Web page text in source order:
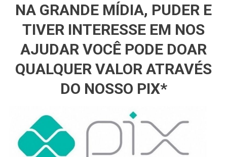
NA GRANDE MÍDIA, PUDER E
TIVER INTERESSE EM NOS
AJUDAR VOCÊ PODE DOAR
QUALQUER VALOR ATRAVÉS
DO NOSSO PIX*